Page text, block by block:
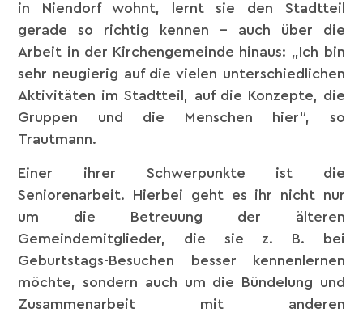
in Niendorf wohnt, lernt sie den Stadtteil
gerade so richtig kennen – auch über die
Arbeit in der Kirchengemeinde hinaus: „Ich bin
sehr neugierig auf die vielen unterschiedlichen
Aktivitäten im Stadtteil, auf die Konzepte, die
Gruppen und die Menschen hier“, so
Trautmann.
Einer ihrer Schwerpunkte ist die
Seniorenarbeit. Hierbei geht es ihr nicht nur
um die Betreuung der älteren
Gemeindemitglieder, die sie z. B. bei
Geburtstags-Besuchen besser kennenlernen
möchte, sondern auch um die Bündelung und
Zusammenarbeit mit anderen